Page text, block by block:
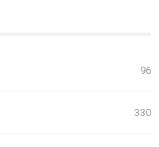
96
330